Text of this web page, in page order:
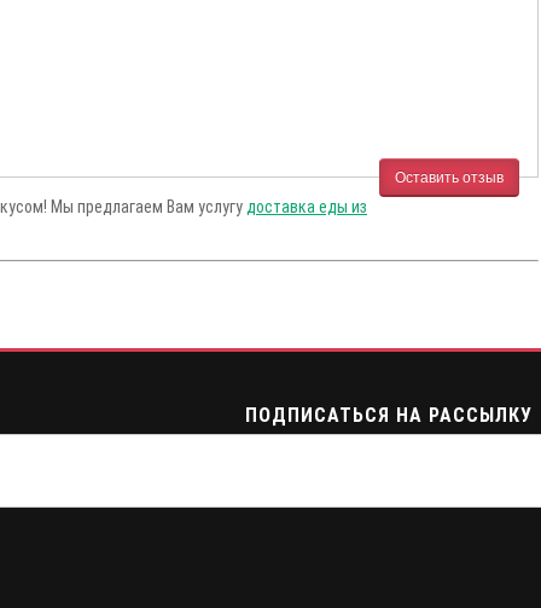
Оставить отзыв
Мы предлагаем Вам услугу доставка еды из
ПОДПИСАТЬСЯ НА РАССЫЛКУ